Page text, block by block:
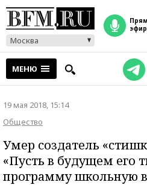
Москва
прямой
эфир
МЕНЮ
19 мая 2018, 15:14
Общество
Умер создатель
«Пусть в будущем его
программу школьную